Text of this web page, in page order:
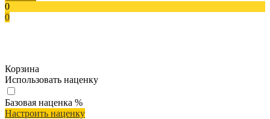
0
0
Корзина
Использовать наценку
Базовая наценка %
Настроить наценку